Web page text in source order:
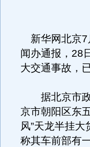
新华网北京7
闻办通报，28
大交通事故，
据北京市政
京市朝阳区东
风”天龙半挂
称其车前部有